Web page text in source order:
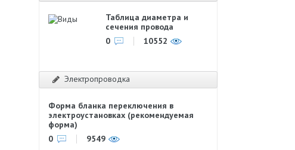
Таблица диаметра и
сечения провода
0
10552
Электропроводка
Форма бланка переключения в
электроустановках (рекомендуемая
форма)
0
9549